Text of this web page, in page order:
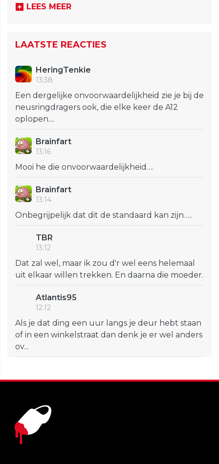
LEES MEER
LAATSTE REACTIES
HeringTenkie
13:38
Een dergelijke onvoorwaardelijkheid zie je bij de
neusringdragers ook, die elke keer de A12
oplopen....
Brainfart
13:16
Mooi he die onvoorwaardelijkheid….
Brainfart
13:14
Onbegrijpelijk dat dit de standaard kan zijn…..
TBR
13:12
Dat zal wel, maar ik zou d'r wel eens helemaal
uit elkaar willen trekken. En daarna die moeder.
Atlantis95
12:12
Als je dat ding een uur langs je deur hebt staan
of in een winkelstraat dan denk je er wel anders
ov...